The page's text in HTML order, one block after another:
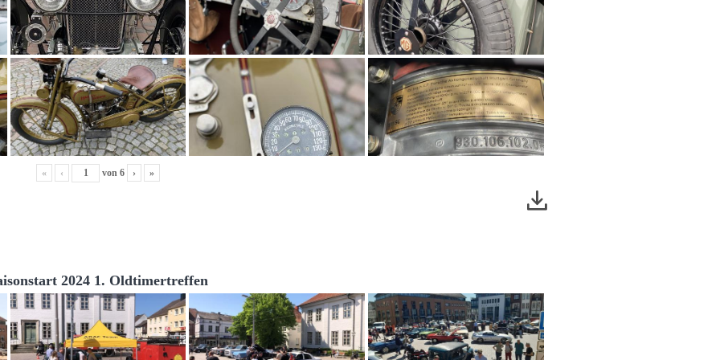
« ‹ von 6 › »
2024 1. Oldtimertreffen